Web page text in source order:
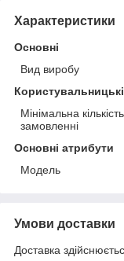
Характеристики
Основні
Вид виробу
Мінімальна
замовленні
Основні атрибути
Мoдель
Умови доставки
Доставка